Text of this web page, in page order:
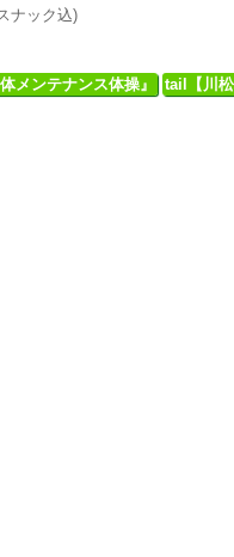
ナック込)
メンテナンス体操』 tail【川